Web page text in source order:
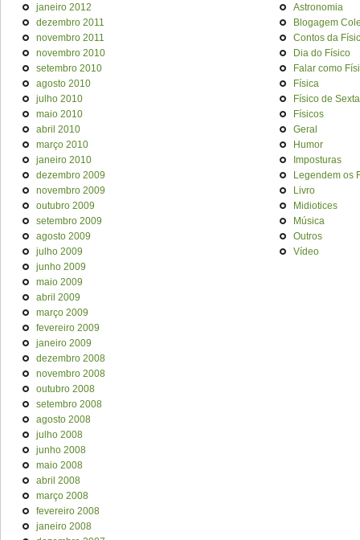
janeiro 2012
dezembro 2011
novembro 2011
novembro 2010
setembro 2010
agosto 2010
julho 2010
maio 2010
abril 2010
março 2010
janeiro 2010
dezembro 2009
novembro 2009
outubro 2009
setembro 2009
agosto 2009
julho 2009
junho 2009
maio 2009
abril 2009
março 2009
fevereiro 2009
janeiro 2009
dezembro 2008
novembro 2008
outubro 2008
setembro 2008
agosto 2008
julho 2008
junho 2008
maio 2008
abril 2008
março 2008
fevereiro 2008
janeiro 2008
Astronomia
Blogagem
Contos da
Dia do Físico
Falar como
Física
Físico de Sexta
Físicos
Geral
Humor
Imposturas
Legendem os
Livro
Midiotices
Música
Outros
Vídeo